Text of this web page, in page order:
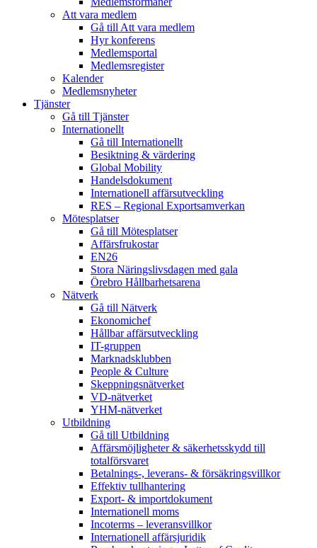
Att vara medlem
Gå till Att vara medlem
Hyr konferens
Medlemsportal
Medlemsregister
Kalender
Medlemsnyheter
Tjänster
Gå till Tjänster
Internationellt
Gå till Internationellt
Besiktning & värdering
Global Mobility
Handelsdokument
Internationell affärsutveckling
RES – Regional Exportsamverkan
Mötesplatser
Gå till Mötesplatser
Affärsfrukostar
EN26
Stora Näringslivsdagen med gala
Örebro Hållbarhetsarena
Nätverk
Gå till Nätverk
Ekonomichef
Hållbar affärsutveckling
IT-gruppen
Marknadsklubben
People & Culture
Skeppningsnätverket
VD-nätverket
YHM-nätverket
Utbildning
Gå till Utbildning
Affärsmöjligheter & säkerhetsskydd till
totalförsvaret
Betalnings-, leverans- & försäkringsvillkor
Effektiv tullhantering
Export- & importdokument
Internationell moms
Incoterms – leveransvillkor
Internationell affärsjuridik